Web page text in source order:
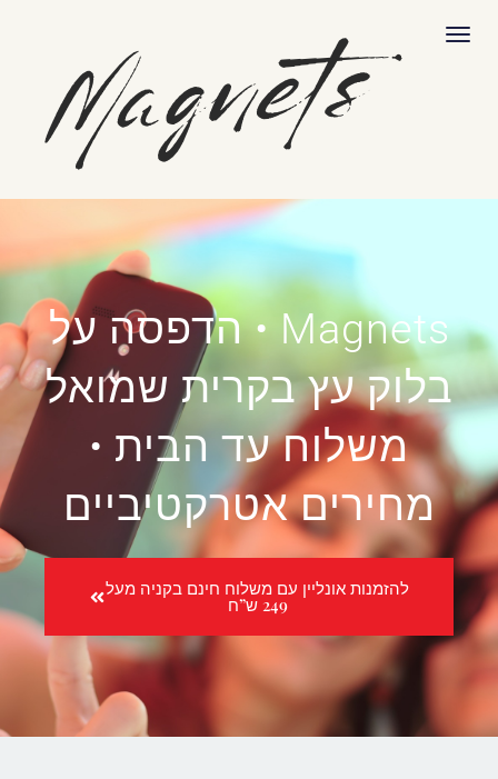
תפריט
Magnets • הדפסה על
בלוק עץ בקרית שמואל
משלוח עד הבית •
מחירים אטרקטיביים
להזמנות אונליין עם משלוח חינם בקניה מעל
249 ש”ח